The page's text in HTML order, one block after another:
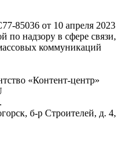
85036 от 10 апреля 2023
по надзору в сфере связи,
коммуникаций
«Контент-центр»
б-р Строителей, д. 4,